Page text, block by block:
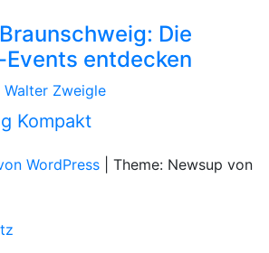
Die
entdecken
Walter Zweigle
WordPress
Theme: Newsup von